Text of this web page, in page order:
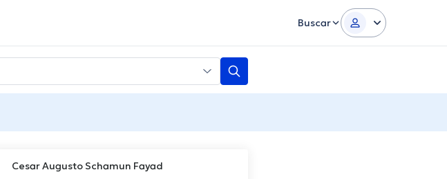
Buscar
Cesar Augusto Schamun Fayad